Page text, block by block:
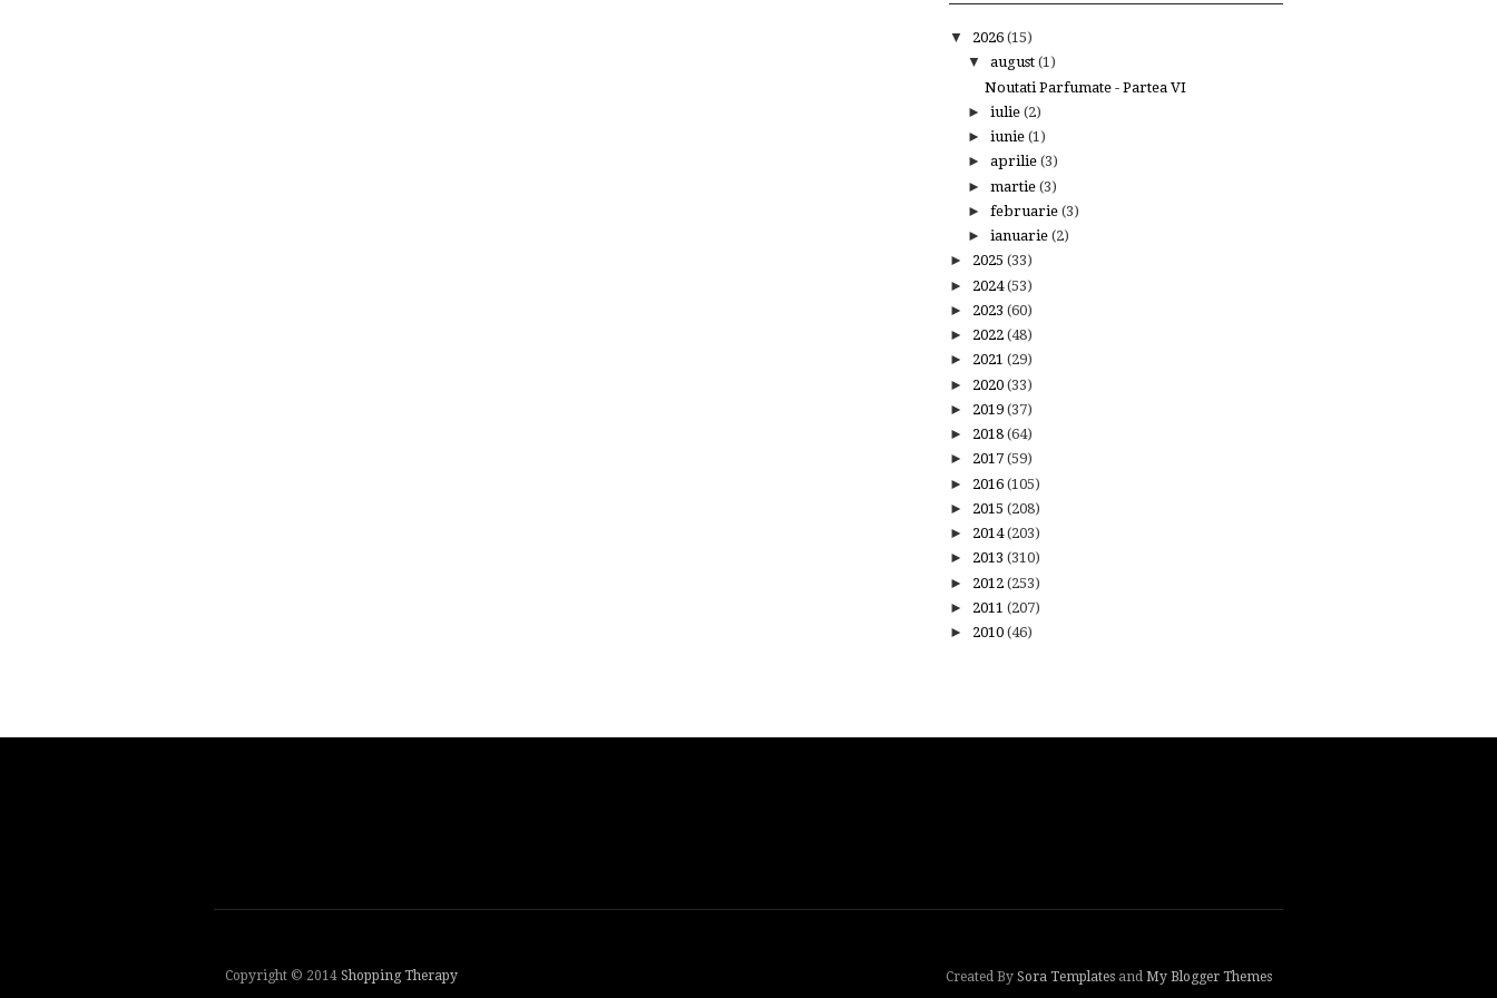
▼ 2026 (15)
▼ august (1)
Noutati Parfumate - Partea VI
► iulie (2)
► iunie (1)
► aprilie (3)
► martie (3)
► februarie (3)
► ianuarie (2)
► 2025 (33)
► 2024(53)
► 2023 (60)
► 2022 (48)
► 2021 (29)
► 2020 (33)
► 2019 (37)
► 2018 (64)
► 2017 (59)
► 2016 (105)
► 2015 (208)
► 2014(203)
► 2013 (310)
► 2012 (253)
► 2011 (207)
► 2010 (46)
Copyright © 2014 Shopping Therapy Created By Sora Templates and My Blogger Themes